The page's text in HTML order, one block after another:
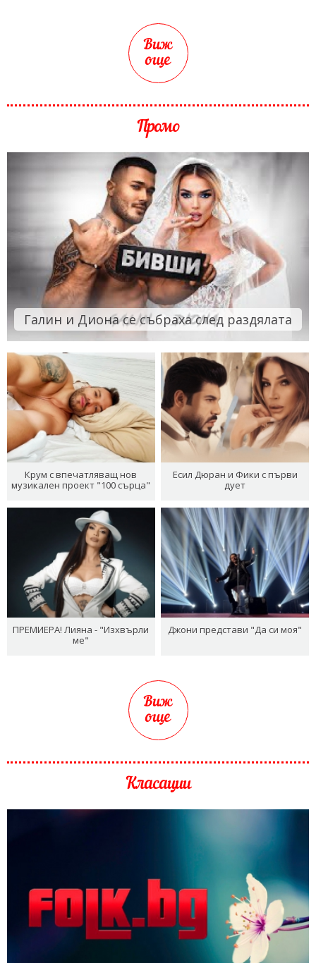
Виж
още
Промо
Галин и Диона се събраха след раздялата
Крум с впечатляващ нов
музикален проект "100 сърца"
Есил Дюран и Фики с първи
дует
ПРЕМИЕРА! Лияна - "Изхвърли
ме"
Джони представи "Да си моя"
Виж
още
Класации